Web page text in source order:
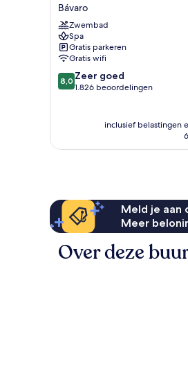
-
All
Inclusive
Bávaro
Bávaro
Zwembad
Spa
Gratis parkeren
Gratis wifi
8.0
van
beoordelingen
8,0 Zeer goed
1.826 beoordelingen
inclusief belastingen
Meld je aan
Meer
Over deze